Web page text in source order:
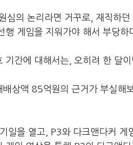
심의 논리라면 거꾸로, 재직하
행 게임을 지워가야 해서 부당하
기간에 대해서는, 오히려 한 달
상액 85억원의 근거가 부실해
일을 열고, P3와 다크앤다커 게